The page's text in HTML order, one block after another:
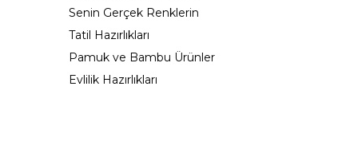
Senin Gerçek Renklerin
Tatil Hazırlıkları
Pamuk ve Bambu Ürünler
Evlilik Hazırlıkları